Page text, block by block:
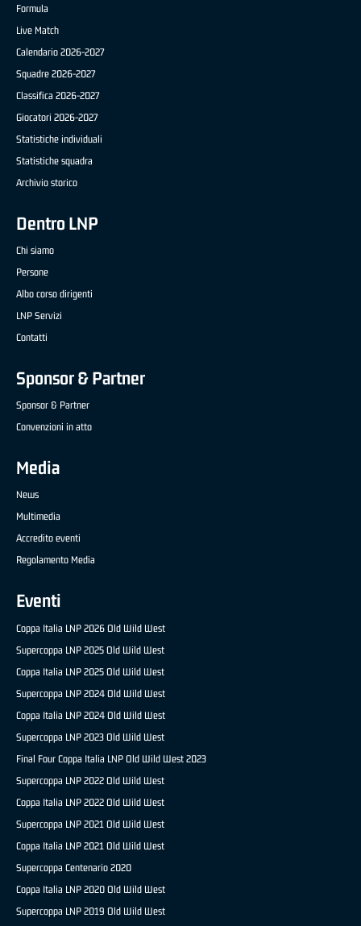
Formula
Live Match
Calendario 2026-2027
Squadre 2026-2027
Classifica 2026-2027
Giocatori 2026-2027
Statistiche individuali
Statistiche squadra
Archivio storico
Dentro LNP
Chi siamo
Persone
Albo corso dirigenti
LNP Servizi
Contatti
Sponsor & Partner
Sponsor & Partner
Convenzioni in atto
Media
News
Multimedia
Accredito eventi
Regolamento Media
Eventi
Coppa Italia LNP 2026 Old Wild West
Supercoppa LNP 2025 Old Wild West
Coppa Italia LNP 2025 Old Wild West
Supercoppa LNP 2024 Old Wild West
Coppa Italia LNP 2024 Old Wild West
Supercoppa LNP 2023 Old Wild West
Final Four Coppa Italia LNP Old Wild West 2023
Supercoppa LNP 2022 Old Wild West
Coppa Italia LNP 2022 Old Wild West
Supercoppa LNP 2021 Old Wild West
Coppa Italia LNP 2021 Old Wild West
Supercoppa Centenario 2020
Coppa Italia LNP 2020 Old Wild West
Supercoppa LNP 2019 Old Wild West